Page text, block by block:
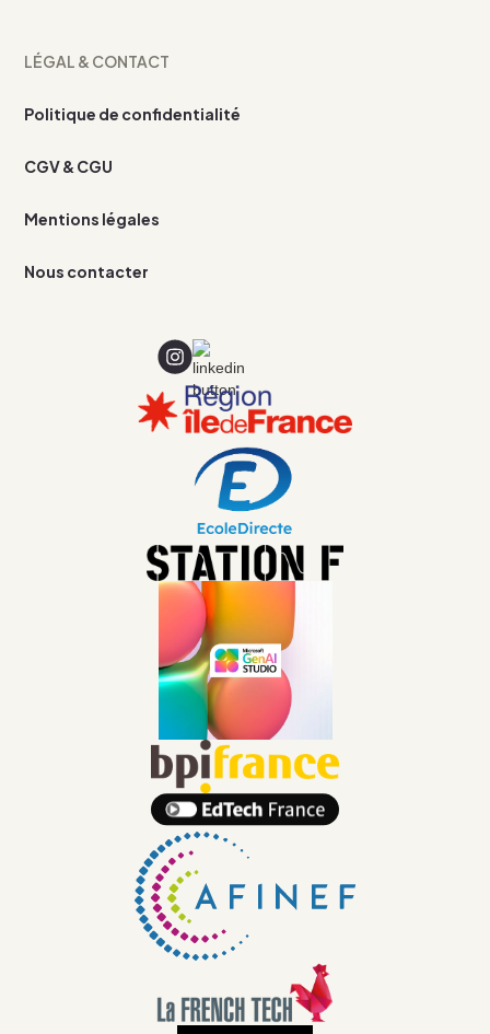
LÉGAL & CONTACT
Politique de confidentialité
CGV & CGU
Mentions légales
Nous contacter